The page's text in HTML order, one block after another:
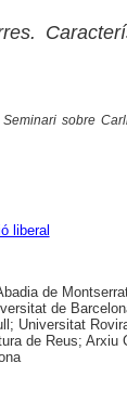
sobre
liberal
de
de
Universitat
de Reus;